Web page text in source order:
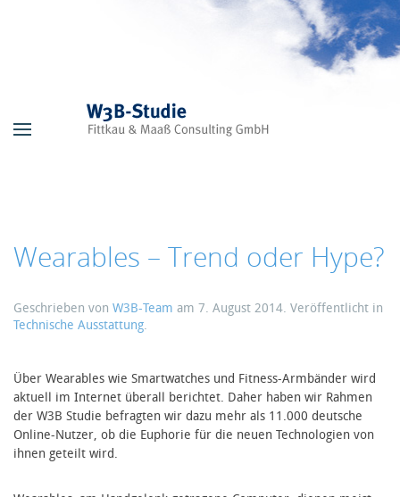
Wearables – Trend oder Hype?
Geschrieben von W3B-Team am 7. August 2014. Veröffentlicht in
Technische Ausstattung.
Über Wearables wie Smartwatches und Fitness-Armbänder wird
aktuell im Internet überall berichtet. Daher haben wir Rahmen
der W3B Studie befragten wir dazu mehr als 11.000 deutsche
Online-Nutzer, ob die Euphorie für die neuen Technologien von
ihnen geteilt wird.